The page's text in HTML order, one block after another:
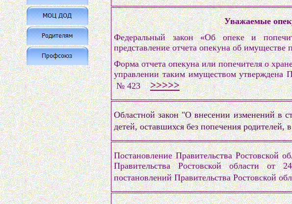
Уважаемые
Федеральный закон «Об опеке и
представление отчета опекуна об
Форма отчета опекуна или попечителя о
управлении таким имуществом утверждена
№ 423>>>>>
Областной закон "О внесении изменений в
детей, оставшихся без попечения
Постановление Правительства Ростовской
Правительства Ростовской области
постановлений Правительства